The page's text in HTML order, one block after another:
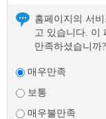
홈페이지의 서
고 있습니다. 이
만족하셨습니까?
매우만족
보통
매우불만족